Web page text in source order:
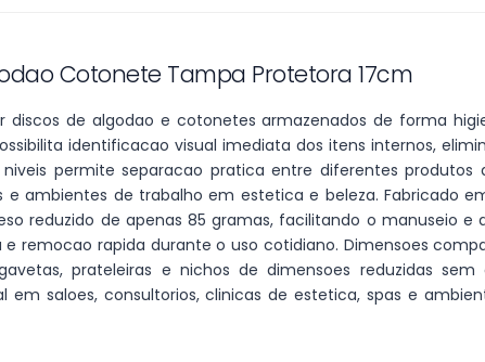
na
Cotonete Tampa Protetora 17cm
de algodao e cotonetes armazenados de forma
identificacao visual imediata dos itens internos,
permite separacao pratica entre diferentes produtos
ambientes de trabalho em estetica e beleza. Fabricado
reduzido de apenas 85 gramas, facilitando o manuseio e
remocao rapida durante o uso cotidiano. Dimensoes
prateleiras e nichos de dimensoes reduzidas
saloes, consultorios, clinicas de estetica, spas e